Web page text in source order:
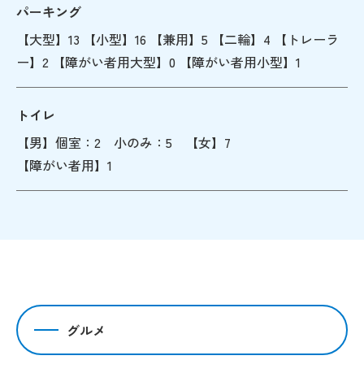
パーキング
【大型】13 【小型】16 【兼用】5 【二輪】4 【トレーラ
ー】2 【障がい者用大型】0 【障がい者用小型】1
トイレ
【男】個室：2 小のみ：5 【女】7
【障がい者用】1
グルメ